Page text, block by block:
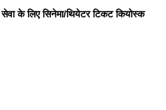
के लिए सिनेमा/थियेटर टिकट कियोस्क